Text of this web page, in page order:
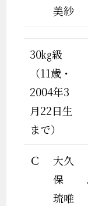
美紗
30㎏級
（11歳・
2004年3
月22日生
まで）
Ｃ
大久
保
琉唯